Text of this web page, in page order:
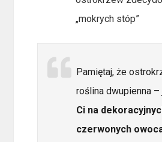
„mokrych stóp”
Pamiętaj, że
roślina dwupienna –
Ci na
czerwonych